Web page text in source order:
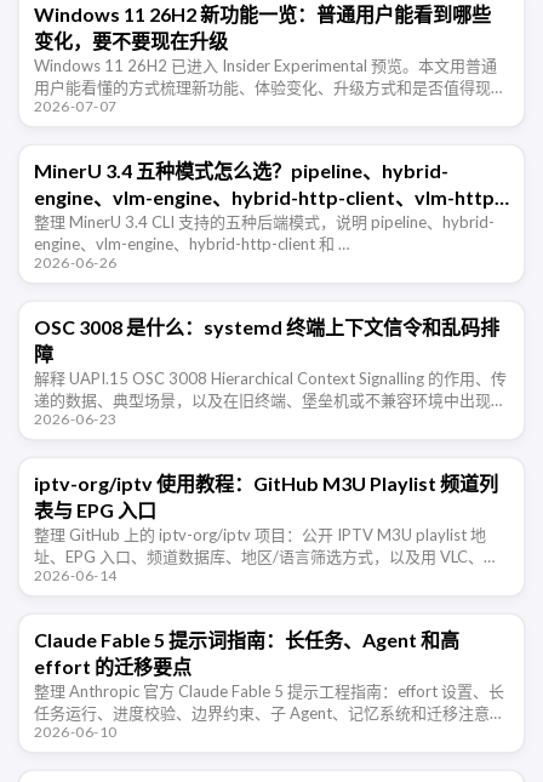
Windows 11 26H2 新功能一览：普通用户能看到哪些
变化，要不要现在升级
Windows 11 26H2 已进入 Insider Experimental 预览。本文用普通
用户能看懂的方式梳理新功能、体验变化、升级方式和是否值得现在
尝鲜。
2026-07-07
MinerU 3.4 五种模式怎么选？pipeline、hybrid-
engine、vlm-engine、hybrid-http-client、vlm-http-
client 一篇看懂
整理 MinerU 3.4 CLI 支持的五种后端模式，说明 pipeline、hybrid-
engine、vlm-engine、hybrid-http-client 和 …
2026-06-26
OSC 3008 是什么：systemd 终端上下文信令和乱码排
障
解释 UAPI.15 OSC 3008 Hierarchical Context Signalling 的作用、传
递的数据、典型场景，以及在旧终端、堡垒机或不兼容环境中出现乱
码时的排查和禁用方法。
2026-06-23
iptv-org/iptv 使用教程：GitHub M3U Playlist 频道列
表与 EPG 入口
整理 GitHub 上的 iptv-org/iptv 项目：公开 IPTV M3U playlist 地
址、EPG 入口、频道数据库、地区/语言筛选方式，以及用 VLC、
IINA、PotPlayer …
2026-06-14
Claude Fable 5 提示词指南：长任务、Agent 和高
effort 的迁移要点
整理 Anthropic 官方 Claude Fable 5 提示工程指南：effort 设置、长
任务运行、进度校验、边界约束、子 Agent、记忆系统和迁移注意事
项。
2026-06-10